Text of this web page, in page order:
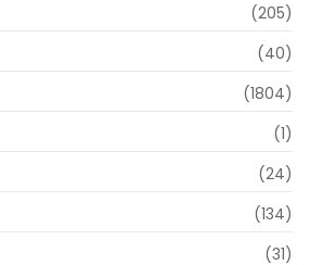
(205)
(40)
(1804)
(1)
(24)
(134)
(31)